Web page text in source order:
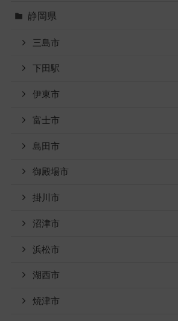
静岡県
三島市
下田駅
伊東市
富士市
島田市
御殿場市
掛川市
沼津市
浜松市
湖西市
焼津市